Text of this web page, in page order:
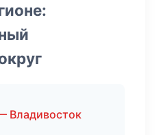
Владивосток